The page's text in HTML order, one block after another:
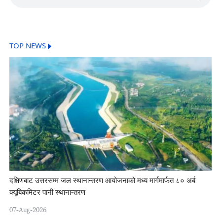
TOP NEWS
दक्षिणबाट उत्तरसम्म जल स्थानान्तरण आयोजनाको मध्य मार्गमार्फत ८० अर्ब
क्यूबिकमिटर पानी स्थानान्तरण
07-Aug-2026